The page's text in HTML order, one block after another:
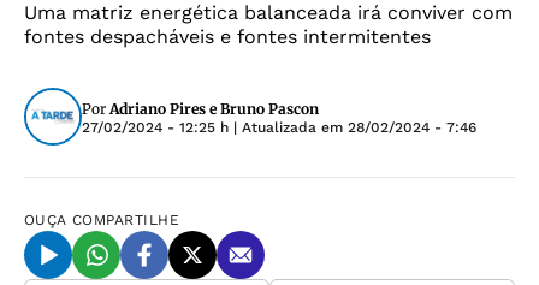
Uma matriz energética balanceada irá conviver com
fontes despacháveis e fontes intermitentes
PorAdriano Pires e Bruno Pascon
27/02/2024 - 12:25 h | Atualizada em 28/02/2024 - 7:46
OUÇA COMPARTILHE